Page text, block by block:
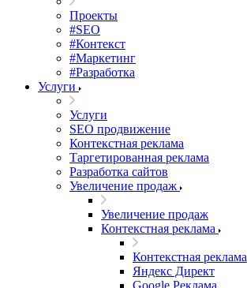
Проекты
#SEO
#Контекст
#Маркетинг
#Разработка
Услуги
Услуги
SEO продвижение
Контекстная реклама
Таргетированная реклама
Разработка сайтов
Увеличение продаж
Увеличение продаж
Контекстная реклама
Контекстная реклама
Яндекс Директ
Google Реклама